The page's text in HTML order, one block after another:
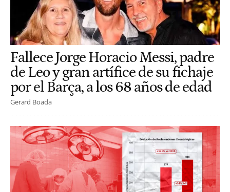
Fallece Jorge Horacio Messi, padre
de Leo y gran artífice de su fichaje
por el Barça, a los 68 años de edad
Gerard Boada